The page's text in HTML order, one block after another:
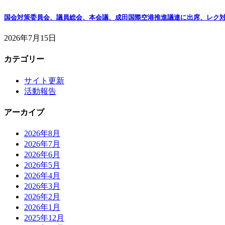
国会対策委員会、議員総会、本会議、成田国際空港推進議連に出席、レク
2026年7月15日
カテゴリー
サイト更新
活動報告
アーカイブ
2026年8月
2026年7月
2026年6月
2026年5月
2026年4月
2026年3月
2026年2月
2026年1月
2025年12月